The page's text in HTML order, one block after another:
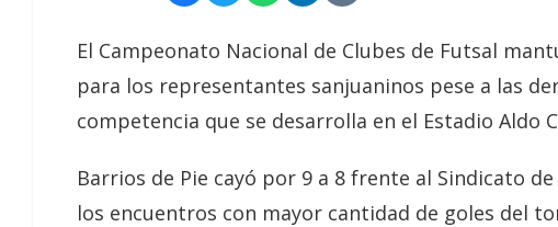
El Campeonato Nacional de Clubes de Futsal
para los representantes sanjuaninos pese a las
competencia que se desarrolla en el Estadio Aldo
Barrios de Pie cayó por 9 a 8 frente al Sindicato
los encuentros con mayor cantidad de goles del